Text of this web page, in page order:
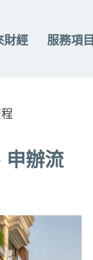
財經 服務項目
辦流